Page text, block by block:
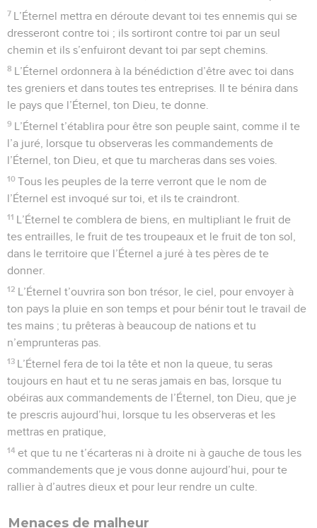
Tu transporteras sur ton champ beaucoup de semence, et
tu feras une faible récolte, car les sauterelles la dévoreront.
39 Tu planteras des vignes et tu les cultiveras, et tu ne boiras
pas de vin, ni ne feras de cueillette, car les vers la
40
Tu auras des oliviers dans toute l’étendue de ton pays et
tu ne te frotteras pas d’huile, car tes olives tomberont.
41
Tu auras des fils et des filles, et ils ne seront pas à toi, car
ils iront en captivité.
42 Les grillons prendront possession de tous tes arbres et du
fruit de ton sol.
43
L’immigrant qui sera au milieu de toi s’élèvera toujours
plus au-dessus de toi, et toi, tu descendras toujours plus
bas ;
44 il te prêtera, et tu ne lui prêteras pas ; il sera la tête, et tu
seras la queue.
45 Toutes ces malédictions viendront sur toi, elles te
poursuivront et t’atteindront jusqu’à ce que tu sois détruit,
parce que tu n’auras pas obéi à la voix de l’Éternel, ton Dieu,
pour observer ses commandements et ses prescriptions qu’il
te donne.
46 Elles seront à toujours pour toi et pour tes descendants
comme des signes et des prodiges.
47 Pour n’avoir pas servi l’Éternel, ton Dieu, avec joie et de
bon cœur, en ayant tout en abondance,
48 tu serviras, au milieu de la faim, de la soif, du dénuement
et en manquant de tout, tes ennemis que l’Éternel enverra